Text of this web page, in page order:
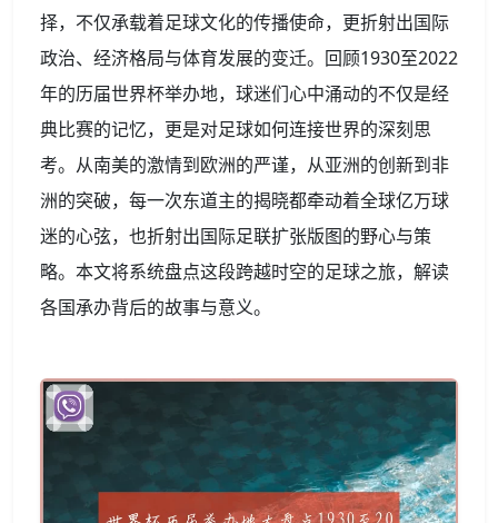
择，不仅承载着足球文化的传播使命，更折射出国际
政治、经济格局与体育发展的变迁。回顾1930至2022
年的历届世界杯举办地，球迷们心中涌动的不仅是经
典比赛的记忆，更是对足球如何连接世界的深刻思
考。从南美的激情到欧洲的严谨，从亚洲的创新到非
洲的突破，每一次东道主的揭晓都牵动着全球亿万球
迷的心弦，也折射出国际足联扩张版图的野心与策
略。本文将系统盘点这段跨越时空的足球之旅，解读
各国承办背后的故事与意义。